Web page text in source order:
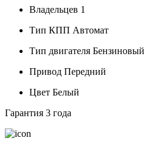
Владельцев 1
Тип КПП Автомат
Тип двигателя Бензиновый
Привод Передний
Цвет Белый
Гарантия 3 года